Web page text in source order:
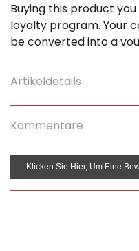
Buying this product
loyalty program. Your
be converted into a
Artikeldetails
Kommentare
Klicken Sie Hier, Um Eine